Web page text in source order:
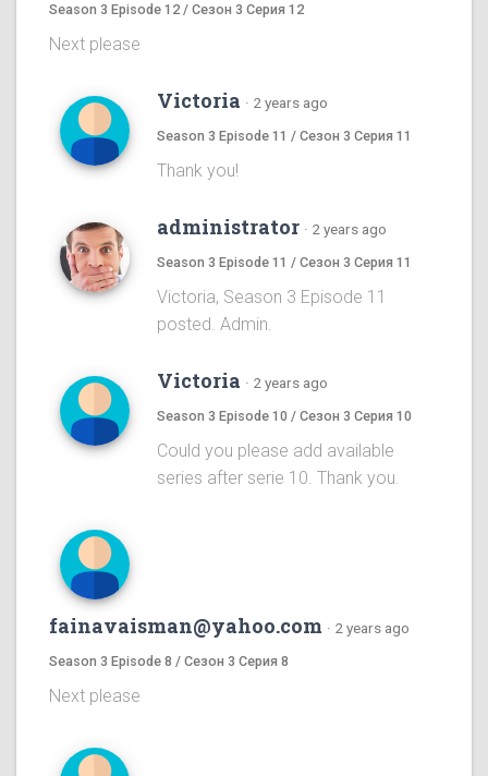
Season 3 Episode 12 / Сезон 3 Серия 12
Next please
Victoria · 2 years ago
Season 3 Episode 11 / Сезон 3 Серия 11
Thank you!
administrator · 2 years ago
Season 3 Episode 11 / Сезон 3 Серия 11
Victoria, Season 3 Episode 11
posted. Admin.
Victoria · 2 years ago
Season 3 Episode 10 / Сезон 3 Серия 10
Could you please add available
series after serie 10. Thank you.
fainavaisman@yahoo.com · 2 years ago
Season 3 Episode 8 / Сезон 3 Серия 8
Next please